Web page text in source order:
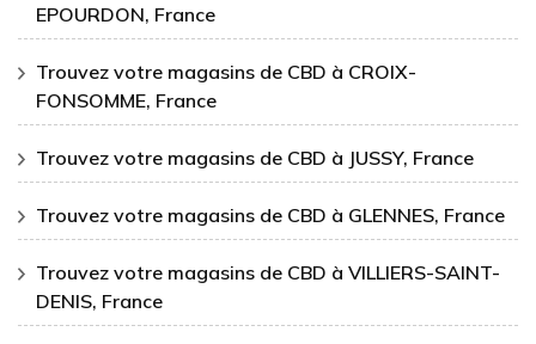
EPOURDON, France
Trouvez votre magasins de CBD à CROIX-
FONSOMME, France
Trouvez votre magasins de CBD à JUSSY, France
Trouvez votre magasins de CBD à GLENNES, France
Trouvez votre magasins de CBD à VILLIERS-SAINT-
DENIS, France